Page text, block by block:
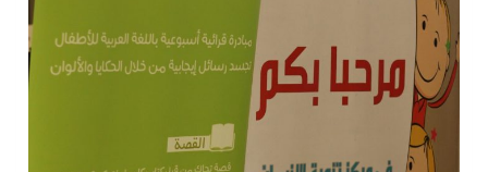
المحكمة العليا غدٍ الخميس هو المكمل لشهر رمضان